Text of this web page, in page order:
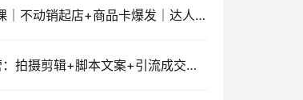
2026抖店运营新课｜不动销起店+商品卡爆发｜达人邀约+店群批量复制｜新手商家全域流量实战
同城IP30天特训营：拍摄剪辑+脚本文案+引流成交，实体店短视频获客与门店业绩提升实操